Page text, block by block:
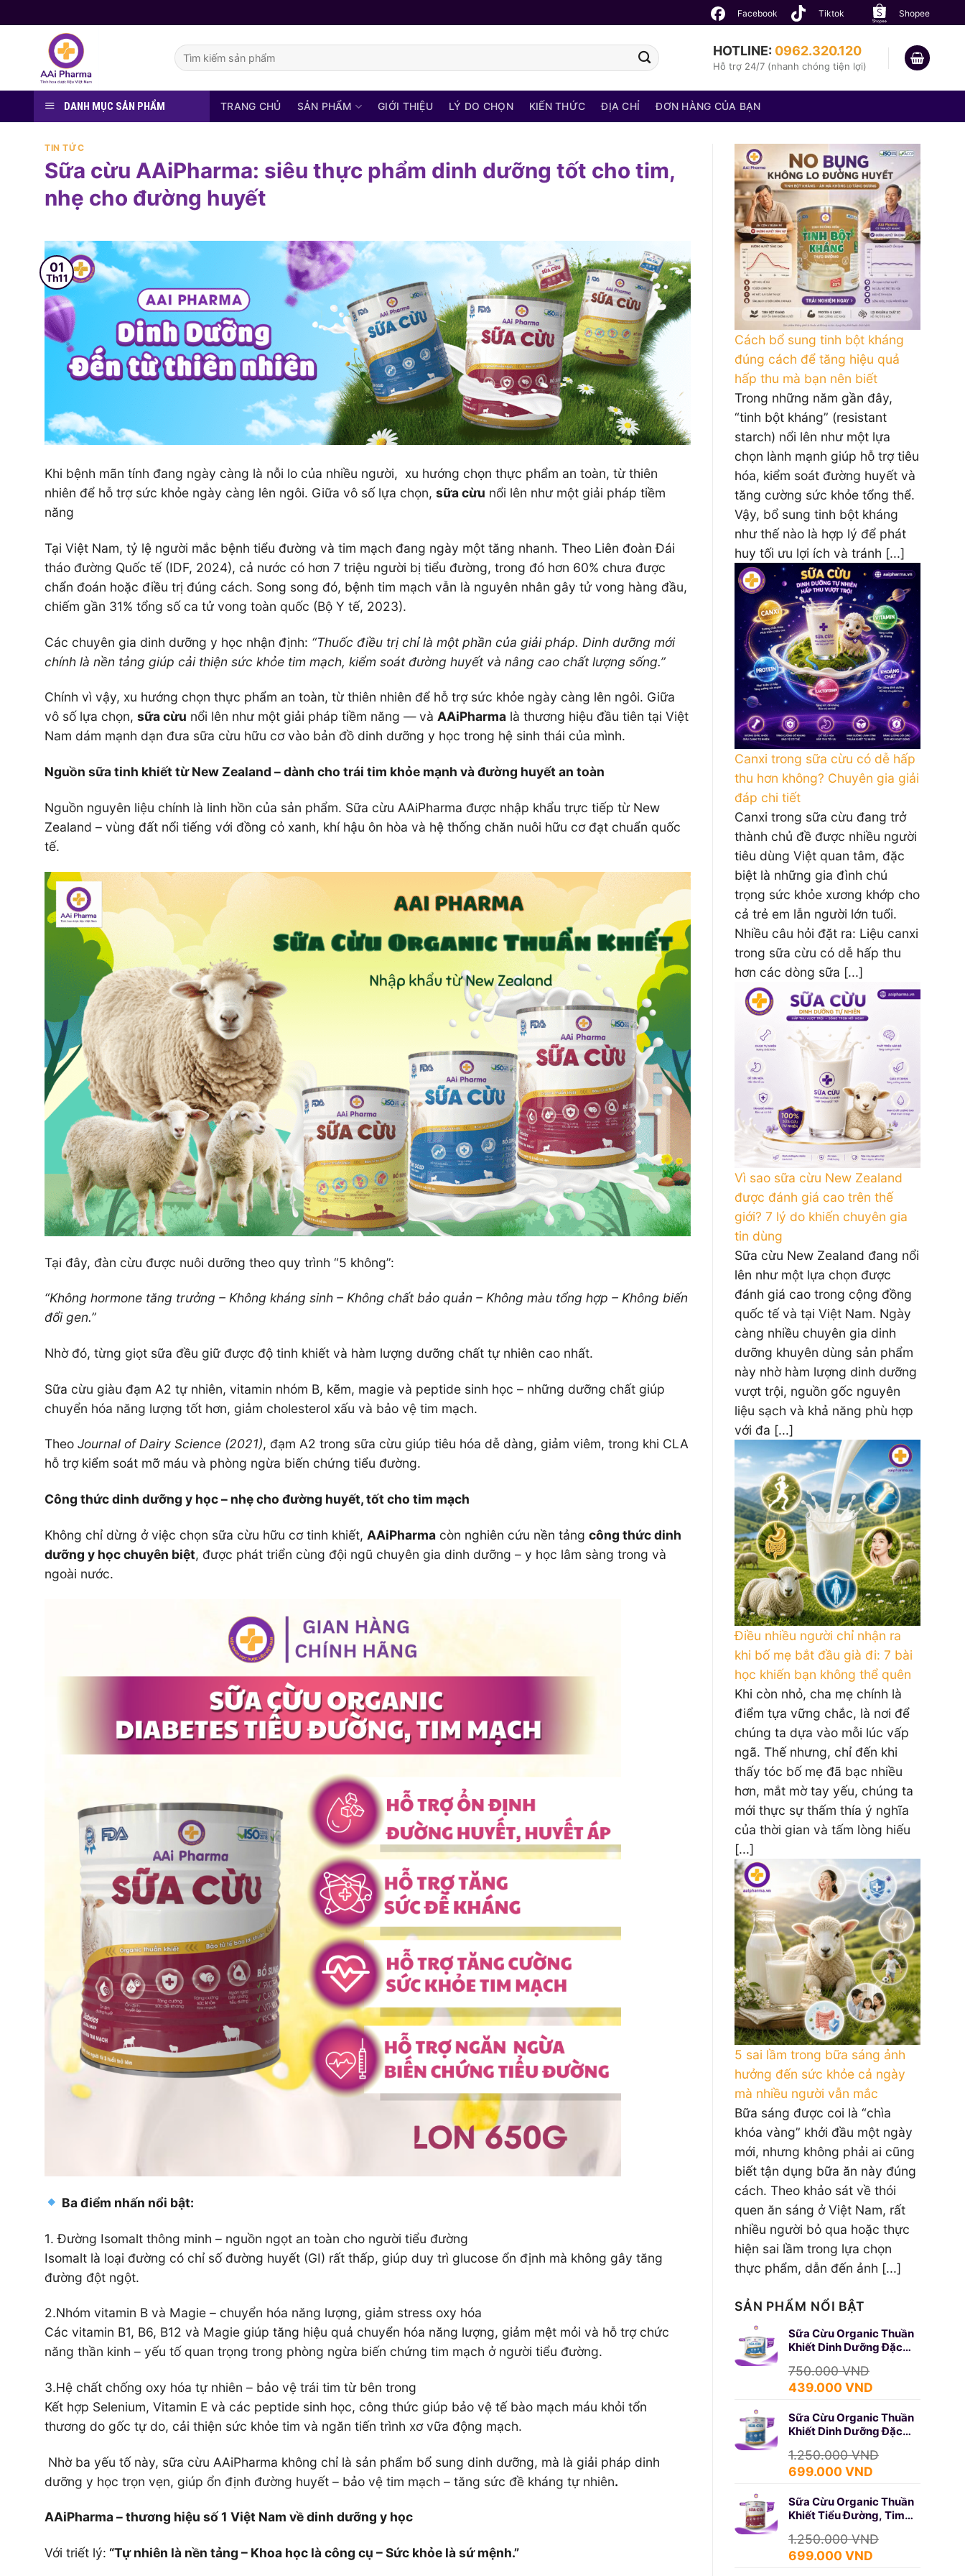
to
Facebook Tiktok Shopee
Tìm
kiếm:
HOTLINE: 0962.320.120
Hỗ trợ 24/7 (nhanh chóng tiện lợi)
DANH MỤC SẢN PHẨM TRANG CHỦ SẢN PHẨM GIỚI THIỆU LÝ DO CHỌN KIẾN THỨC ĐỊA CHỈ ĐƠN HÀNG CỦA BẠN
TIN TỨC
Sữa cừu AAiPharma: siêu thực phẩm dinh dưỡng tốt cho tim,
nhẹ cho đường huyết
01
Th11
Khi bệnh mãn tính đang ngày càng là nỗi lo của nhiều người, xu hướng chọn thực phẩm an toàn, từ thiên
nhiên để hỗ trợ sức khỏe ngày càng lên ngôi. Giữa vô số lựa chọn, sữa cừu nổi lên như một giải pháp tiềm
năng
Tại Việt Nam, tỷ lệ người mắc bệnh tiểu đường và tim mạch đang ngày một tăng nhanh. Theo Liên đoàn Đái
tháo đường Quốc tế (IDF, 2024), cả nước có hơn 7 triệu người bị tiểu đường, trong đó hơn 60% chưa được
chẩn đoán hoặc điều trị đúng cách. Song song đó, bệnh tim mạch vẫn là nguyên nhân gây tử vong hàng đầu,
chiếm gần 31% tổng số ca tử vong toàn quốc (Bộ Y tế, 2023).
Các chuyên gia dinh dưỡng y học nhận định: “Thuốc điều trị chỉ là một phần của giải pháp. Dinh dưỡng mới
chính là nền tảng giúp cải thiện sức khỏe tim mạch, kiểm soát đường huyết và nâng cao chất lượng sống.”
Chính vì vậy, xu hướng chọn thực phẩm an toàn, từ thiên nhiên để hỗ trợ sức khỏe ngày càng lên ngôi. Giữa
vô số lựa chọn, sữa cừu nổi lên như một giải pháp tiềm năng — và AAiPharma là thương hiệu đầu tiên tại Việt
Nam dám mạnh dạn đưa sữa cừu hữu cơ vào bản đồ dinh dưỡng y học trong hệ sinh thái của mình.
Nguồn sữa tinh khiết từ New Zealand – dành cho trái tim khỏe mạnh và đường huyết an toàn
Nguồn nguyên liệu chính là linh hồn của sản phẩm. Sữa cừu AAiPharma được nhập khẩu trực tiếp từ New
Zealand – vùng đất nổi tiếng với đồng cỏ xanh, khí hậu ôn hòa và hệ thống chăn nuôi hữu cơ đạt chuẩn quốc
tế.
Tại đây, đàn cừu được nuôi dưỡng theo quy trình “5 không”:
“Không hormone tăng trưởng – Không kháng sinh – Không chất bảo quản – Không màu tổng hợp – Không biến
đổi gen.”
Nhờ đó, từng giọt sữa đều giữ được độ tinh khiết và hàm lượng dưỡng chất tự nhiên cao nhất.
Sữa cừu giàu đạm A2 tự nhiên, vitamin nhóm B, kẽm, magie và peptide sinh học – những dưỡng chất giúp
chuyển hóa năng lượng tốt hơn, giảm cholesterol xấu và bảo vệ tim mạch.
Theo Journal of Dairy Science (2021), đạm A2 trong sữa cừu giúp tiêu hóa dễ dàng, giảm viêm, trong khi CLA
hỗ trợ kiểm soát mỡ máu và phòng ngừa biến chứng tiểu đường.
Công thức dinh dưỡng y học – nhẹ cho đường huyết, tốt cho tim mạch
Không chỉ dừng ở việc chọn sữa cừu hữu cơ tinh khiết, AAiPharma còn nghiên cứu nền tảng công thức dinh
dưỡng y học chuyên biệt, được phát triển cùng đội ngũ chuyên gia dinh dưỡng – y học lâm sàng trong và
ngoài nước.
Ba điểm nhấn nổi bật:
1️. Đường Isomalt thông minh – nguồn ngọt an toàn cho người tiểu đường
Isomalt là loại đường có chỉ số đường huyết (GI) rất thấp, giúp duy trì glucose ổn định mà không gây tăng
đường đột ngột.
2️.Nhóm vitamin B và Magie – chuyển hóa năng lượng, giảm stress oxy hóa
Các vitamin B1, B6, B12 và Magie giúp tăng hiệu quả chuyển hóa năng lượng, giảm mệt mỏi và hỗ trợ chức
năng thần kinh – yếu tố quan trọng trong phòng ngừa biến chứng tim mạch ở người tiểu đường.
3️.Hệ chất chống oxy hóa tự nhiên – bảo vệ trái tim từ bên trong
Kết hợp Selenium, Vitamin E và các peptide sinh học, công thức giúp bảo vệ tế bào mạch máu khỏi tổn
thương do gốc tự do, cải thiện sức khỏe tim và ngăn tiến trình xơ vữa động mạch.
Nhờ ba yếu tố này, sữa cừu AAiPharma không chỉ là sản phẩm bổ sung dinh dưỡng, mà là giải pháp dinh
dưỡng y học trọn vẹn, giúp ổn định đường huyết – bảo vệ tim mạch – tăng sức đề kháng tự nhiên.
AAiPharma – thương hiệu số 1 Việt Nam về dinh dưỡng y học
Với triết lý: “Tự nhiên là nền tảng – Khoa học là công cụ – Sức khỏe là sứ mệnh.”
Cách bổ sung tinh bột kháng
đúng cách để tăng hiệu quả
hấp thu mà bạn nên biết
Trong những năm gần đây,
“tinh bột kháng” (resistant
starch) nổi lên như một lựa
chọn lành mạnh giúp hỗ trợ tiêu
hóa, kiểm soát đường huyết và
tăng cường sức khỏe tổng thể.
Vậy, bổ sung tinh bột kháng
như thế nào là hợp lý để phát
huy tối ưu lợi ích và tránh [...]
Canxi trong sữa cừu có dễ hấp
thu hơn không? Chuyên gia giải
đáp chi tiết
Canxi trong sữa cừu đang trở
thành chủ đề được nhiều người
tiêu dùng Việt quan tâm, đặc
biệt là những gia đình chú
trọng sức khỏe xương khớp cho
cả trẻ em lẫn người lớn tuổi.
Nhiều câu hỏi đặt ra: Liệu canxi
trong sữa cừu có dễ hấp thu
hơn các dòng sữa [...]
Vì sao sữa cừu New Zealand
được đánh giá cao trên thế
giới? 7 lý do khiến chuyên gia
tin dùng
Sữa cừu New Zealand đang nổi
lên như một lựa chọn được
đánh giá cao trong cộng đồng
quốc tế và tại Việt Nam. Ngày
càng nhiều chuyên gia dinh
dưỡng khuyên dùng sản phẩm
này nhờ hàm lượng dinh dưỡng
vượt trội, nguồn gốc nguyên
liệu sạch và khả năng phù hợp
với đa [...]
Điều nhiều người chỉ nhận ra
khi bố mẹ bắt đầu già đi: 7 bài
học khiến bạn không thể quên
Khi còn nhỏ, cha mẹ chính là
điểm tựa vững chắc, là nơi để
chúng ta dựa vào mỗi lúc vấp
ngã. Thế nhưng, chỉ đến khi
thấy tóc bố mẹ đã bạc nhiều
hơn, mắt mờ tay yếu, chúng ta
mới thực sự thấm thía ý nghĩa
của thời gian và tấm lòng hiếu
[...]
5 sai lầm trong bữa sáng ảnh
hưởng đến sức khỏe cả ngày
mà nhiều người vẫn mắc
Bữa sáng được coi là “chìa
khóa vàng” khởi đầu một ngày
mới, nhưng không phải ai cũng
biết tận dụng bữa ăn này đúng
cách. Theo khảo sát về thói
quen ăn sáng ở Việt Nam, rất
nhiều người bỏ qua hoặc thực
hiện sai lầm trong lựa chọn
thực phẩm, dẫn đến ảnh [...]
SẢN PHẨM NỔI BẬT
Sữa Cừu Organic Thuần
Khiết Dinh Dưỡng Đặc
750.000VND
Giá
là:
750.000 VND.
439.000 VND
tại
là:
439.000 VND.
Sữa Cừu Organic Thuần
Khiết Dinh Dưỡng Đặc
1.250.000VND
Giá
là:
1.250.000 VND.
699.000 VND
tại
là:
699.000 VND.
Sữa Cừu Organic Thuần
Khiết Tiểu Đường, Tim
1.250.000VND
Giá
699.000 VND